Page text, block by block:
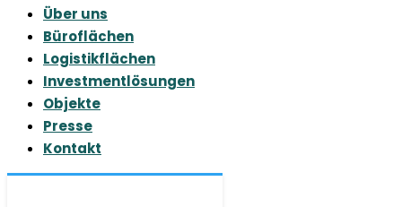
Über uns
Büroflächen
Logistikflächen
Investmentlösungen
Objekte
Presse
Kontakt